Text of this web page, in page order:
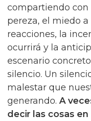
compartiendo con
pereza, el miedo
reacciones, la
ocurrirá y la
escenario
silencio. Un
malestar que
generando. A
decir las cosas